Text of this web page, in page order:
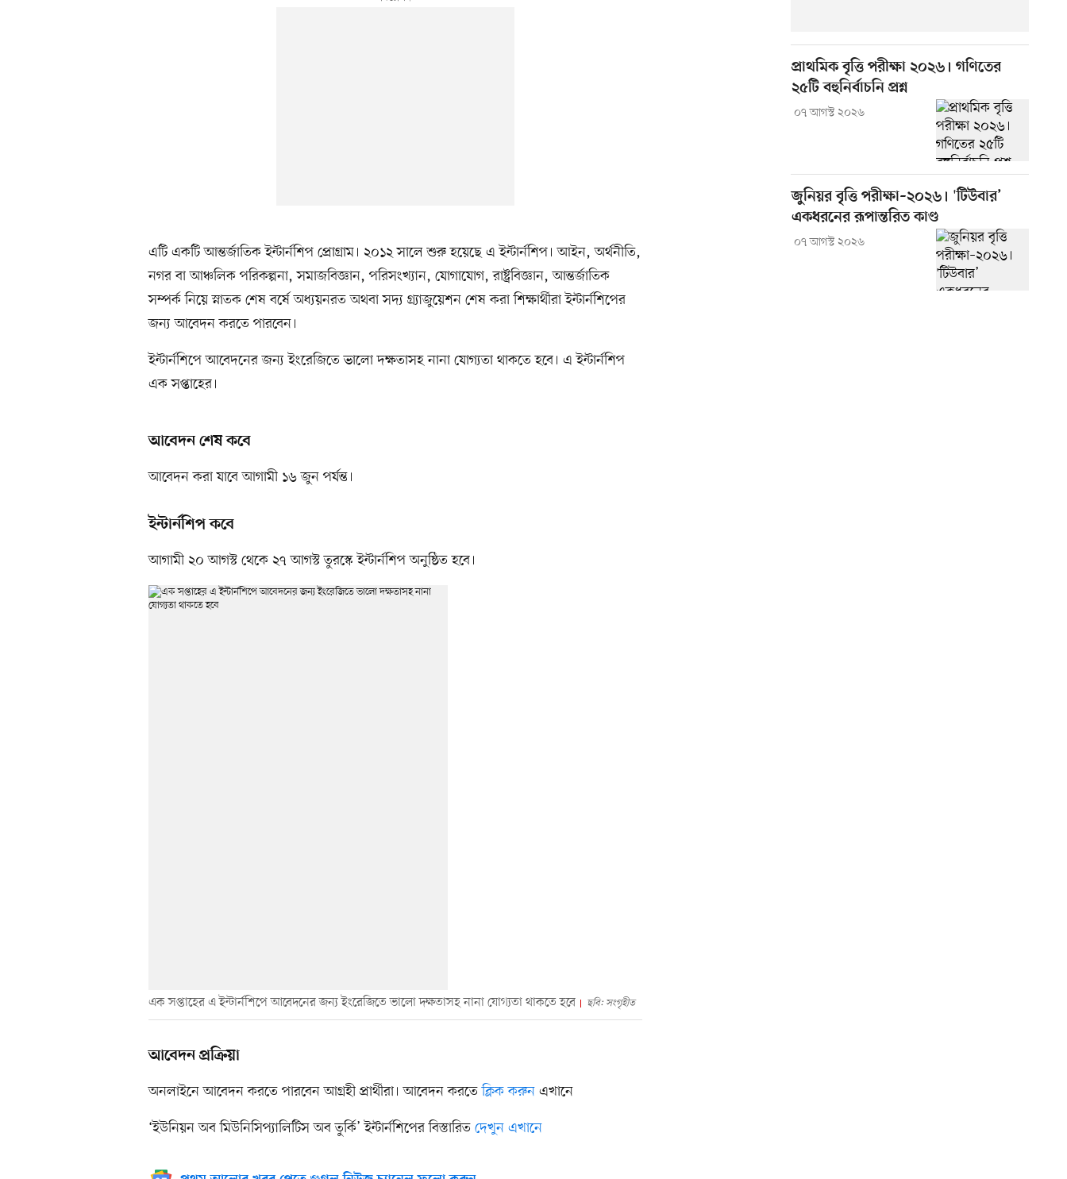
এটি একটি আন্তর্জাতিক ইন্টার্নশিপ প্রোগ্রাম। ২০১২ সালে শুরু হয়েছে এ ইন্টার্নশিপ। আইন, অর্থনীতি,
নগর বা আঞ্চলিক পরিকল্পনা, সমাজবিজ্ঞান, পরিসংখ্যান, যোগাযোগ, রাষ্ট্রবিজ্ঞান, আন্তর্জাতিক
সম্পর্ক নিয়ে স্নাতক শেষ বর্ষে অধ্যয়নরত অথবা সদ্য গ্র্যাজুয়েশন শেষ করা শিক্ষার্থীরা ইন্টার্নশিপের
জন্য আবেদন করতে পারবেন।
ইন্টার্নশিপে আবেদনের জন্য ইংরেজিতে ভালো দক্ষতাসহ নানা যোগ্যতা থাকতে হবে। এ ইন্টার্নশিপ
এক সপ্তাহের।
আবেদন শেষ কবে
আবেদন করা যাবে আগামী ১৬ জুন পর্যন্ত।
ইন্টার্নশিপ কবে
আগামী ২০ আগস্ট থেকে ২৭ আগস্ট তুরস্কে ইন্টার্নশিপ অনুষ্ঠিত হবে।
এক সপ্তাহের এ ইন্টার্নশিপে আবেদনের জন্য ইংরেজিতে ভালো দক্ষতাসহ নানা যোগ্যতা থাকতে হবে ছবি: সংগৃহীত
আবেদন প্রক্রিয়া
অনলাইনে আবেদন করতে পারবেন আগ্রহী প্রার্থীরা। আবেদন করতেক্লিক করুন এখানে
‘ইউনিয়ন অব মিউনিসিপ্যালিটিস অব তুর্কি’ ইন্টার্নশিপের বিস্তারিত দেখুন এখানে
প্রাথমিক বৃত্তি পরীক্ষা ২০২৬। গণিতের
২৫টি বহুনির্বাচনি প্রশ্ন
০৭ আগস্ট ২০২৬
জুনিয়র বৃত্তি পরীক্ষা–২০২৬। 'টিউবার’
একধরনের রূপান্তরিত কাণ্ড
০৭ আগস্ট ২০২৬